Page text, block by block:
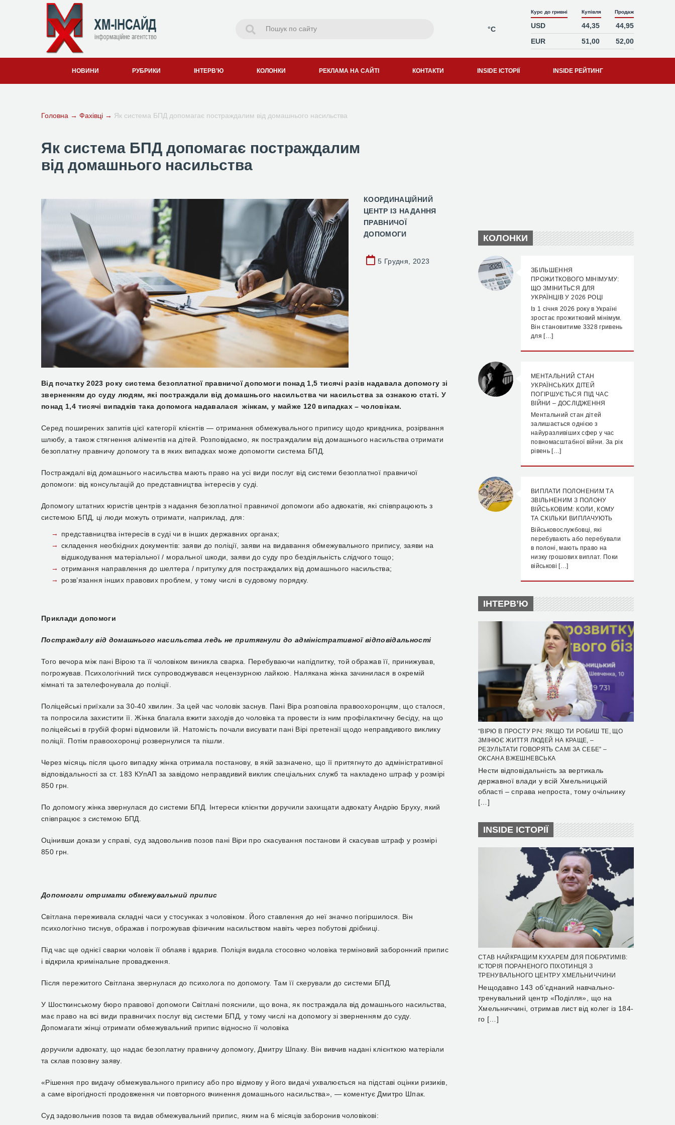
°C
Курс до гривні Купівля Продаж
USD 44,35
44,95
EUR
51,00 52,00
НОВИНИ РУБРИКИ ІНТЕРВ’Ю КОЛОНКИ РЕКЛАМА НА САЙТІ КОНТАКТИ INSIDE ІСТОРІЇ INSIDE РЕЙТИНГ
Головна → Фахівці → Як система БПД допомагає постраждалим від домашнього насильства
Як система БПД допомагає постраждалим
від домашнього насильства
КООРДИНАЦІЙНИЙ
ЦЕНТР ІЗ НАДАННЯ
ПРАВНИЧОЇ
ДОПОМОГИ
5 Грудня, 2023
Від початку 2023 року система безоплатної правничої допомоги понад 1,5 тисячі разів надавала допомогу зі
зверненням до суду людям, які постраждали від домашнього насильства чи насильства за ознакою статі. У
понад 1,4 тисячі випадків така допомога надавалася жінкам, у майже 120 випадках – чоловікам.
Серед поширених запитів цієї категорії клієнтів — отримання обмежувального припису щодо кривдника, розірвання
шлюбу, а також стягнення аліментів на дітей. Розповідаємо, як постраждалим від домашнього насильства отримати
безоплатну правничу допомогу та в яких випадках може допомогти система БПД.
Постраждалі від домашнього насильства мають право на усі види послуг від системи безоплатної правничої
допомоги: від консультацій до представництва інтересів у суді.
Допомогу штатних юристів центрів з надання безоплатної правничої допомоги або адвокатів, які співпрацюють з
системою БПД, ці люди можуть отримати, наприклад, для:
представництва інтересів в суді чи в інших державних органах;
складення необхідних документів: заяви до поліції, заяви на видавання обмежувального припису, заяви на
відшкодування матеріальної / моральної шкоди, заяви до суду про бездіяльність слідчого тощо;
отримання направлення до шелтера / притулку для постраждалих від домашнього насильства;
розв’язання інших правових проблем, у тому числі в судовому порядку.
Приклади допомоги
Постраждалу від домашнього насильства ледь не притягнули до адміністративної відповідальності
Того вечора між пані Вірою та її чоловіком виникла сварка. Перебуваючи напідпитку, той ображав її, принижував,
погрожував. Психологічний тиск супроводжувався нецензурною лайкою. Налякана жінка зачинилася в окремій
кімнаті та зателефонувала до поліції.
Поліцейські приїхали за 30-40 хвилин. За цей час чоловік заснув. Пані Віра розповіла правоохоронцям, що сталося,
та попросила захистити її. Жінка благала вжити заходів до чоловіка та провести із ним профілактичну бесіду, на що
поліцейські в грубій формі відмовили їй. Натомість почали висувати пані Вірі претензії щодо неправдивого виклику
поліції. Потім правоохоронці розвернулися та пішли.
Через місяць після цього випадку жінка отримала постанову, в якій зазначено, що її притягнуто до адміністративної
відповідальності за ст. 183 КУпАП за завідомо неправдивий виклик спеціальних служб та накладено штраф у розмірі
850 грн.
По допомогу жінка звернулася до системи БПД. Інтереси клієнтки доручили захищати адвокату Андрію Бруху, який
співпрацює з системою БПД.
Оцінивши докази у справі, суд задовольнив позов пані Віри про скасування постанови й скасував штраф у розмірі
850 грн.
Допомогли отримати обмежувальний припис
Світлана переживала складні часи у стосунках з чоловіком. Його ставлення до неї значно погіршилося. Він
психологічно тиснув, ображав і погрожував фізичним насильством навіть через побутові дрібниці.
Під час ще однієї сварки чоловік її облаяв і вдарив. Поліція видала стосовно чоловіка терміновий заборонний припис
і відкрила кримінальне провадження.
Після пережитого Світлана звернулася до психолога по допомогу. Там її скерували до системи БПД.
У Шосткинському бюро правової допомоги Світлані пояснили, що вона, як постраждала від домашнього насильства,
має право на всі види правничих послуг від системи БПД, у тому числі на допомогу зі зверненням до суду.
Допомагати жінці отримати обмежувальний припис відносно її чоловіка
доручили адвокату, що надає безоплатну правничу допомогу, Дмитру Шпаку. Він вивчив надані клієнткою матеріали
та склав позовну заяву.
«Рішення про видачу обмежувального припису або про відмову у його видачі ухвалюється на підставі оцінки ризиків,
а саме вірогідності продовження чи повторного вчинення домашнього насильства», — коментує Дмитро Шпак.
Суд задовольнив позов та видав обмежувальний припис, яким на 6 місяців заборонив чоловікові:
КОЛОНКИ
ЗБІЛЬШЕННЯ
ПРОЖИТКОВОГО МІНІМУМУ:
ЩО ЗМІНИТЬСЯ ДЛЯ
УКРАЇНЦІВ У 2026 РОЦІ
Із 1 січня 2026 року в Україні
зростає прожитковий мінімум.
Він становитиме 3328 гривень
для […]
МЕНТАЛЬНИЙ СТАН
УКРАЇНСЬКИХ ДІТЕЙ
ПОГІРШУЄТЬСЯ ПІД ЧАС
ВІЙНИ – ДОСЛІДЖЕННЯ
Ментальний стан дітей
залишається однією з
найуразливіших сфер у час
повномасштабної війни. За рік
рівень […]
ВИПЛАТИ ПОЛОНЕНИМ ТА
ЗВІЛЬНЕНИМ З ПОЛОНУ
ВІЙСЬКОВИМ: КОЛИ, КОМУ
ТА СКІЛЬКИ ВИПЛАЧУЮТЬ
Військовослужбовці, які
перебувають або перебували
в полоні, мають право на
низку грошових виплат. Поки
військові […]
ІНТЕРВ’Ю
“ВІРЮ В ПРОСТУ РІЧ: ЯКЩО ТИ РОБИШ ТЕ, ЩО
ЗМІНЮЄ ЖИТТЯ ЛЮДЕЙ НА КРАЩЕ, –
РЕЗУЛЬТАТИ ГОВОРЯТЬ САМІ ЗА СЕБЕ” –
ОКСАНА ВЖЕШНЕВСЬКА
Нести відповідальність за вертикаль
державної влади у всій Хмельницькій
області – справа непроста, тому очільнику
[…]
INSIDE ІСТОРІЇ
СТАВ НАЙКРАЩИМ КУХАРЕМ ДЛЯ ПОБРАТИМІВ:
ІСТОРІЯ ПОРАНЕНОГО ПІХОТИНЦЯ З
ТРЕНУВАЛЬНОГО ЦЕНТРУ ХМЕЛЬНИЧЧИНИ
Нещодавно 143 об’єднаний навчально-
тренувальний центр «Поділля», що на
Хмельниччині, отримав лист від колег із 184-
го […]